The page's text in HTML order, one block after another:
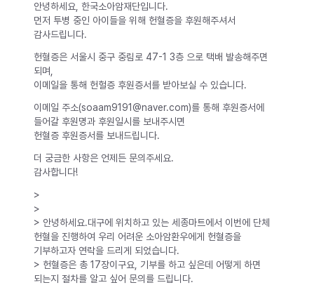
안녕하세요, 한국소아암재단입니다.
먼저 투병 중인 아이들을 위해 헌혈증을 후원해주셔서
감사드립니다.
헌혈증은 서울시 중구 중림로 47-1 3층 으로 택배 발송해주면
되며,
이메일을 통해 헌헐증 후원증서를 받아보실 수 있습니다.
이메일 주소(soaam9191@naver.com)를 통해 후원증서에
들어갈 후원명과 후원일시를 보내주시면
헌혈증 후원증서를 보내드립니다.
더 궁금한 사항은 언제든 문의주세요.
감사합니다!
>
>
> 안녕하세요.대구에 위치하고 있는 세종마트에서 이번에 단체
헌혈을 진행하여 우리 어려운 소아암환우에게 헌혈증을
기부하고자 연락을 드리게 되었습니다.
> 헌혈증은 총 17장이구요, 기부를 하고 싶은데 어떻게 하면
되는지 절차를 알고 싶어 문의를 드립니다.